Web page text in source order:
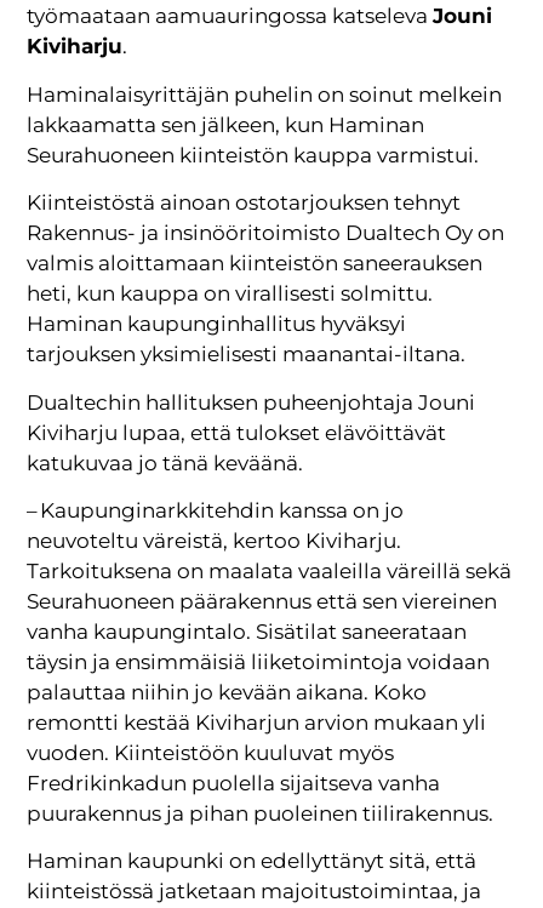
työmaataan aamuauringossa katselevaJouni
Kiviharju.
Haminalaisyrittäjän puhelin on soinut melkein
lakkaamatta sen jälkeen, kun Haminan
Seurahuoneen kiinteistön kauppa varmistui.
Kiinteistöstä ainoan ostotarjouksen tehnyt
Rakennus- ja insinööritoimisto Dualtech Oy on
valmis aloittamaan kiinteistön saneerauksen
heti, kun kauppa on virallisesti solmittu.
Haminan kaupunginhallitus hyväksyi
tarjouksen yksimielisesti maanantai-iltana.
Dualtechin hallituksen puheenjohtaja Jouni
Kiviharju lupaa, että tulokset elävöittävät
katukuvaa jo tänä keväänä.
– Kaupunginarkkitehdin kanssa on jo
neuvoteltu väreistä, kertoo Kiviharju.
Tarkoituksena on maalata vaaleilla väreillä sekä
Seurahuoneen päärakennus että sen viereinen
vanha kaupungintalo. Sisätilat saneerataan
täysin ja ensimmäisiä liiketoimintoja voidaan
palauttaa niihin jo kevään aikana. Koko
remontti kestää Kiviharjun arvion mukaan yli
vuoden. Kiinteistöön kuuluvat myös
Fredrikinkadun puolella sijaitseva vanha
puurakennus ja pihan puoleinen tiilirakennus.
Haminan kaupunki on edellyttänyt sitä, että
kiinteistössä jatketaan majoitustoimintaa, ja